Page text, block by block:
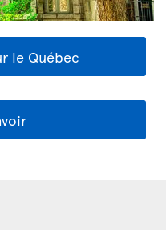
le Québec